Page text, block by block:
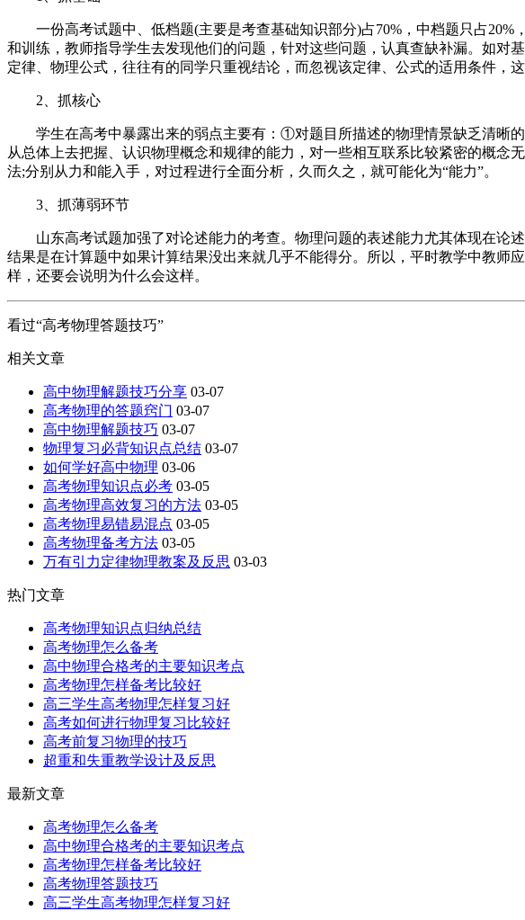
一份高考试题中、低档题(主要是考查基础知识部分)占70%，中档题只占20%
和训练，教师指导学生去发现他们的问题，针对这些问题，认真查缺补漏。如对
定律、物理公式，往往有的同学只重视结论，而忽视该定律、公式的适用条件，
2、抓核心
学生在高考中暴露出来的弱点主要有：①对题目所描述的物理情景缺乏清晰
从总体上去把握、认识物理概念和规律的能力，对一些相互联系比较紧密的概
法;分别从力和能入手，对过程进行全面分析，久而久之，就可能化为“能力”。
3、抓薄弱环节
山东高考试题加强了对论述能力的考查。物理问题的表述能力尤其体现在论
结果是在计算题中如果计算结果没出来就几乎不能得分。所以，平时教学中教
样，还要会说明为什么会这样。
看过“高考物理答题技巧”
相关文章
高中物理解题技巧分享 03-07
高考物理的答题窍门 03-07
高中物理解题技巧 03-07
物理复习必背知识点总结 03-07
如何学好高中物理 03-06
高考物理知识点必考 03-05
高考物理高效复习的方法 03-05
高考物理易错易混点 03-05
高考物理备考方法 03-05
万有引力定律物理教案及反思 03-03
热门文章
高考物理知识点归纳总结
高考物理怎么备考
高中物理合格考的主要知识考点
高考物理怎样备考比较好
高三学生高考物理怎样复习好
高考如何进行物理复习比较好
高考前复习物理的技巧
超重和失重教学设计及反思
最新文章
高考物理怎么备考
高中物理合格考的主要知识考点
高考物理怎样备考比较好
高考物理答题技巧
高三学生高考物理怎样复习好